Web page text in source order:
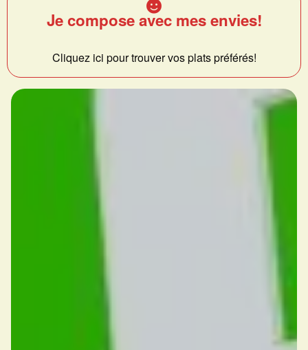
Je compose avec mes envies!
Cliquez ici pour trouver vos plats préférés!